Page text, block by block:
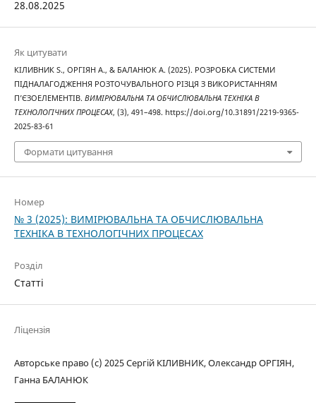
28.08.2025
Як цитувати
КІЛИВНИК S., ОРГІЯН A., & БАЛАНЮК A. (2025). РОЗРОБКА СИСТЕМИ
ПІДНАЛАГОДЖЕННЯ РОЗТОЧУВАЛЬНОГО РІЗЦЯ З ВИКОРИСТАННЯМ
П’ЄЗОЕЛЕМЕНТІВ. ВИМІРЮВАЛЬНА ТА ОБЧИСЛЮВАЛЬНА ТЕХНІКА В
ТЕХНОЛОГІЧНИХ ПРОЦЕСАХ, (3), 491–498. https://doi.org/10.31891/2219-9365-
2025-83-61
Формати цитування
Номер
№ 3 (2025): ВИМІРЮВАЛЬНА ТА ОБЧИСЛЮВАЛЬНА
ТЕХНІКА В ТЕХНОЛОГІЧНИХ ПРОЦЕСАХ
Розділ
Статті
Ліцензія
Авторське право (c) 2025 Сергій КІЛИВНИК, Олександр ОРГІЯН,
Ганна БАЛАНЮК